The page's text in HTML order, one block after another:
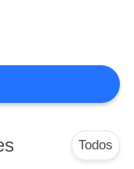
4
Todos